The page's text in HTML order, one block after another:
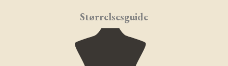
Størrelsesguide